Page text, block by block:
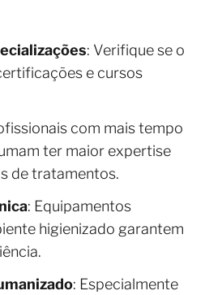
: Verifique se o
e cursos
com mais tempo
ter maior expertise
de tratamentos.
: Equipamentos
higienizado garantem
: Especialmente